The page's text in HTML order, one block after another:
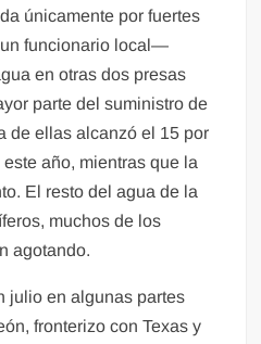
únicamente por fuertes
funcionario local—
en otras dos presas
parte del suministro de
de ellas alcanzó el 15 por
año, mientras que la
El resto del agua de la
muchos de los
agotando.
julio en algunas partes
fronterizo con Texas y